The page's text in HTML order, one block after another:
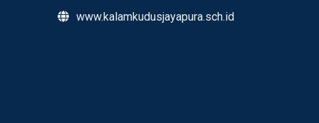
www.kalamkudusjayapura.sch.id